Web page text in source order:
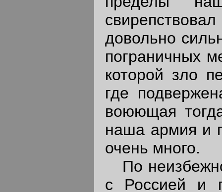
довольно
пограничных
которой зло
где
воюющая
наша армия и
очень много.
По
с Россией и